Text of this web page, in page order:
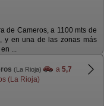
de Cameros, a 1100 mts de
y en una de las zonas más
...
(La Rioja) a 5,7
(La Rioja)